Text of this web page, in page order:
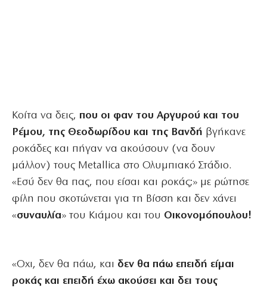
Κοίτα να δεις, που οι φαν του Αργυρού και του
Ρέμου, της Θεοδωρίδου και της Βανδή βγήκανε
ροκάδες και πήγαν να ακούσουν (να δουν
μάλλον) τους Metallica στο Ολυμπιακό Στάδιο.
«Εσύ δεν θα πας, που είσαι και ροκάς;» με ρώτησε
φίλη που σκοτώνεται για τη Βίσση και δεν χάνει
«συναυλία» του Κιάμου και του Οικονομόπουλου!
«Οχι, δεν θα πάω, και δεν θα πάω επειδή είμαι
ροκάς και επειδή έχω ακούσει και δει τους